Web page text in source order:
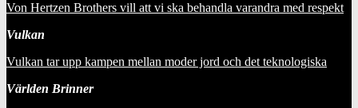
Von Hertzen Brothers vill att vi ska behandla varandra med respekt
Vulkan
Vulkan tar upp kampen mellan moder jord och det teknologiska
Världen Brinner